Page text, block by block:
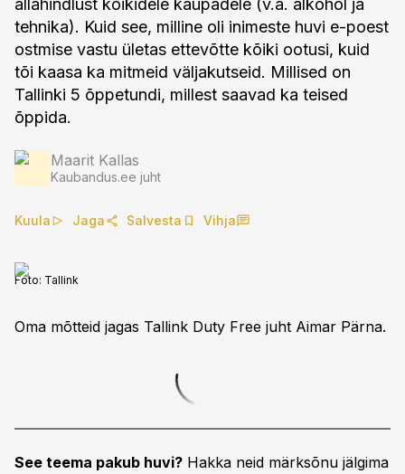
allahindlust kõikidele kaupadele (v.a. alkohol ja
tehnika). Kuid see, milline oli inimeste huvi e-poest
ostmise vastu ületas ettevõtte kõiki ootusi, kuid
tõi kaasa ka mitmeid väljakutseid. Millised on
Tallinki 5 õppetundi, millest saavad ka teised
õppida.
Maarit Kallas
Kaubandus.ee juht
Kuula Jaga Salvesta Vihja
Foto: Tallink
Oma mõtteid jagas Tallink Duty Free juht Aimar Pärna.
See teema pakub huvi? Hakka neid märksõnu jälgima